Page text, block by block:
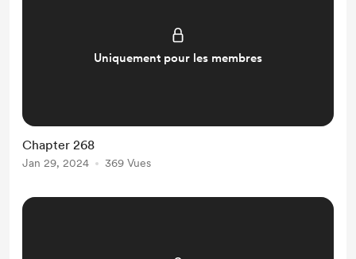
Uniquement pour les membres
Chapter 268
Jan 29, 2024 369 Vues